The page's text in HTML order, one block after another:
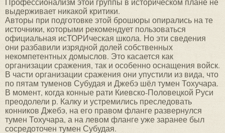
выдерживает никакой критики.
Авторы при подготовке этой брошюры опирались на те
источники, которыми рекомендует пользоваться
официальная исТОРИческая школа. Но эти сведения
они разбавили изрядной долей собственных
некомпетентных домыслов. Это касается как
организации сражения, так и особенно оснащения войск.
В части организации сражения они упустили из вида, что
по пятам туменов Субудая и Джебэ шёл тумен Тохучара.
В момент, когда конные рати Киевско-Половецкой Руси
преодолели р. Калку и устремились преследовать
конников Джебэ, на его правом фланге развернулся
тумен Тохучара, а на левом фланге уже заранее был
сосредоточен тумен Субудая.